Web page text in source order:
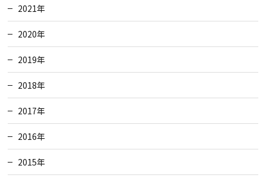
2021年
2020年
2019年
2018年
2017年
2016年
2015年